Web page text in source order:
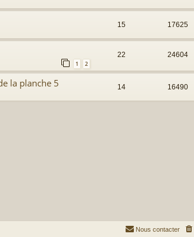
15 17625
1 2
22 24604
la planche 5 14 16490
Nous contacter